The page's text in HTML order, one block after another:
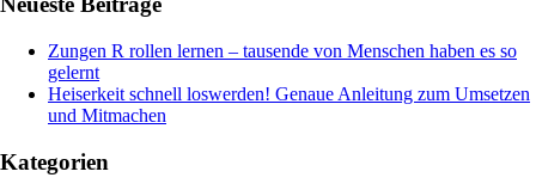
Zungen R rollen lernen – tausende von Menschen haben es so
gelernt
Heiserkeit schnell loswerden! Genaue Anleitung zum Umsetzen
und Mitmachen
Kategorien